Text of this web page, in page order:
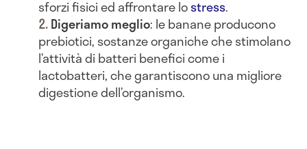
sforzi fisici ed affrontare lostress.
Digeriamo meglio: le banane producono
prebiotici, sostanze organiche che stimolano
l’attività di batteri benefici come i
lactobatteri, che garantiscono una migliore
digestione dell’organismo.